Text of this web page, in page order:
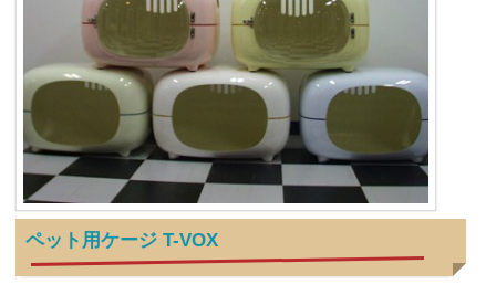
ペット用ケージ T-VOX